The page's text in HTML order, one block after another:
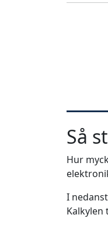
Så
Hur
I
Kalkylen